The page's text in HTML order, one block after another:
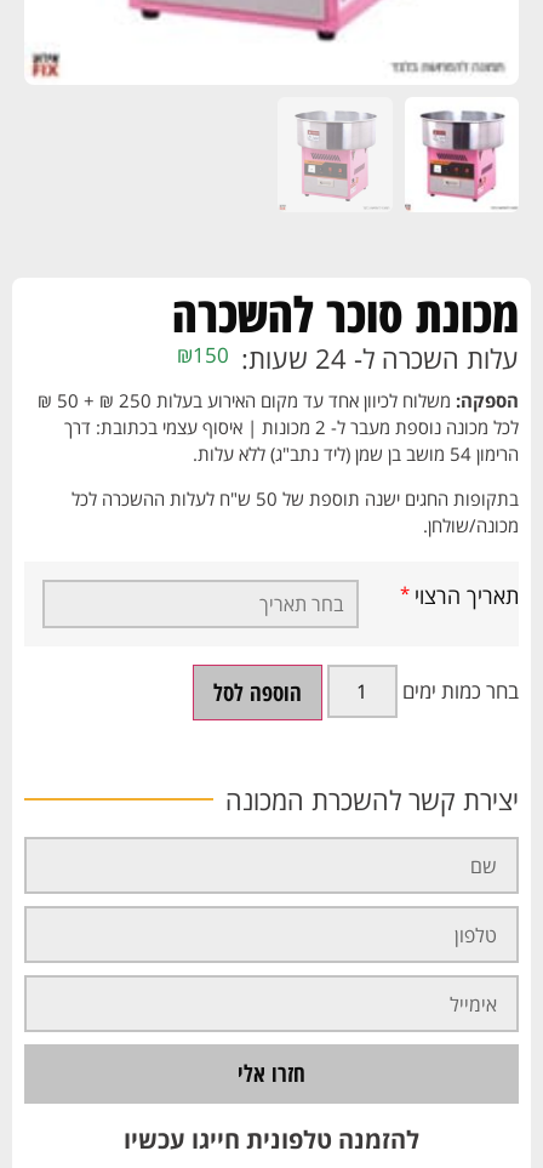
מכונת סוכר להשכרה
עלות השכרה ל- 24 שעות: ₪150
הספקה:
משלוח לכיוון אחד עד מקום האירוע בעלות 250 ₪ + 50 ₪
לכל מכונה נוספת מעבר ל- 2 מכונות | איסוף עצמי בכתובת: דרך
הרימון 54 מושב בן שמן (ליד נתב"ג) ללא עלות.
בתקופות החגים ישנה תוספת של 50 ש"ח לעלות ההשכרה לכל
מכונה/שולחן.
תאריך הרצוי *
הוספה לסל
יצירת קשר להשכרת המכונה
חזרו אלי
להזמנה טלפונית חייגו עכשיו